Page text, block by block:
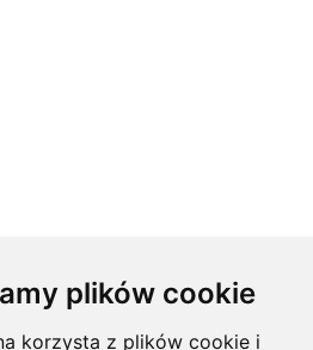
plików cookie
korzysta z plików cookie i